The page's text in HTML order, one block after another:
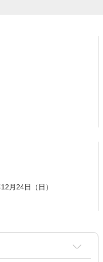
月24日（日）